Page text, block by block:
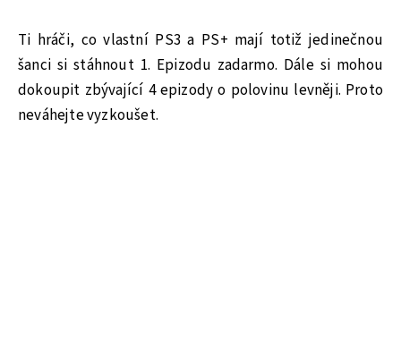
Ti hráči, co vlastní PS3 a PS+ mají totiž jedinečnou
šanci si stáhnout 1. Epizodu zadarmo. Dále si mohou
dokoupit zbývající 4 epizody o polovinu levněji. Proto
neváhejte vyzkoušet.